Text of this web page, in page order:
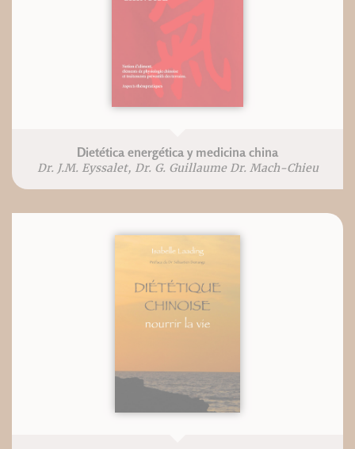
Dietética energética y medicina china
Dr. J.M. Eyssalet, Dr. G. Guillaume Dr. Mach-Chieu